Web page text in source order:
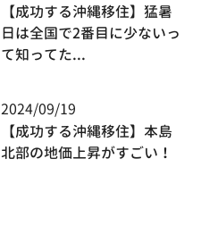
【成功する沖縄移住】猛暑
日は全国で2番目に少ないっ
て知ってた...
2024/09/19
【成功する沖縄移住】本島
北部の地価上昇がすごい！